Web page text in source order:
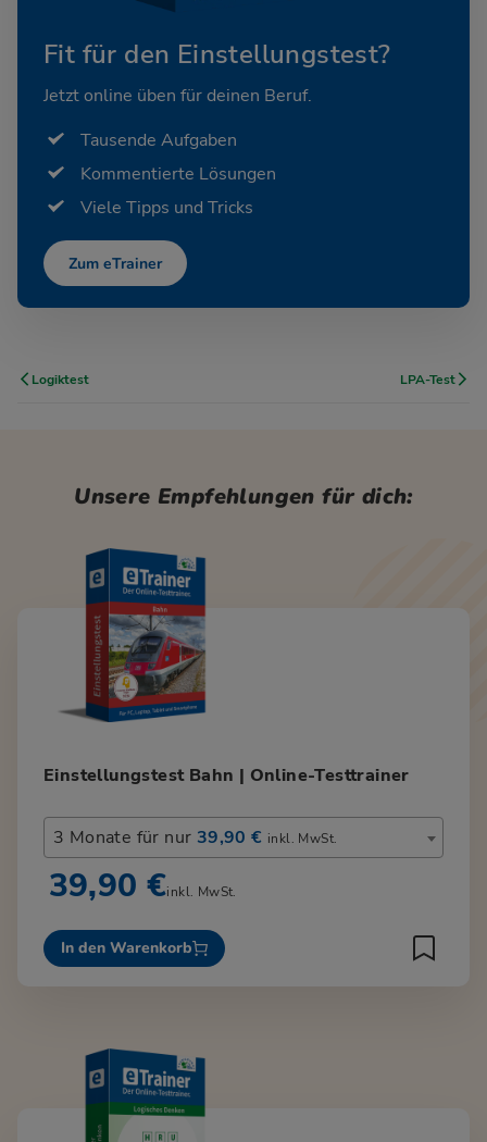
Fit für den Einstellungstest?
Jetzt online üben für deinen Beruf.
Tausende Aufgaben
Kommentierte Lösungen
Viele Tipps und Tricks
Zum eTrainer
Logiktest LPA-Test
Unsere Empfehlungen für dich:
Einstellungstest Bahn | Online-Testtrainer
3 Monate für nur 39,90 € inkl. MwSt.
39,90 €inkl. MwSt.
In den Warenkorb